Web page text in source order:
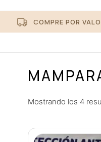
COMPRE POR
Mostrando los 4